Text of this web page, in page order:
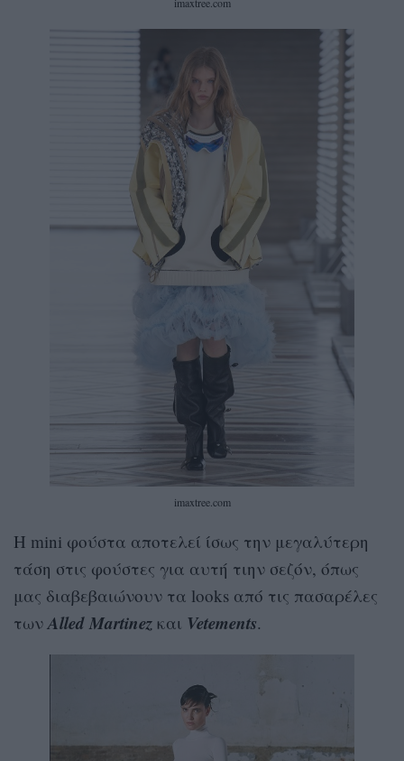
imaxtree.com
imaxtree.com
Η mini φούστα αποτελεί ίσως την μεγαλύτερη
τάση στις φούστες για αυτή τιην σεζόν, όπως
μας διαβεβαιώνουν τα looks από τις πασαρέλες
τωνAlled Martinez και Vetements.